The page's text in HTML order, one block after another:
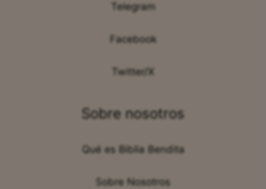
Telegram
Facebook
Twitter/X
Sobre nosotros
Qué es Biblia Bendita
Sobre Nosotros